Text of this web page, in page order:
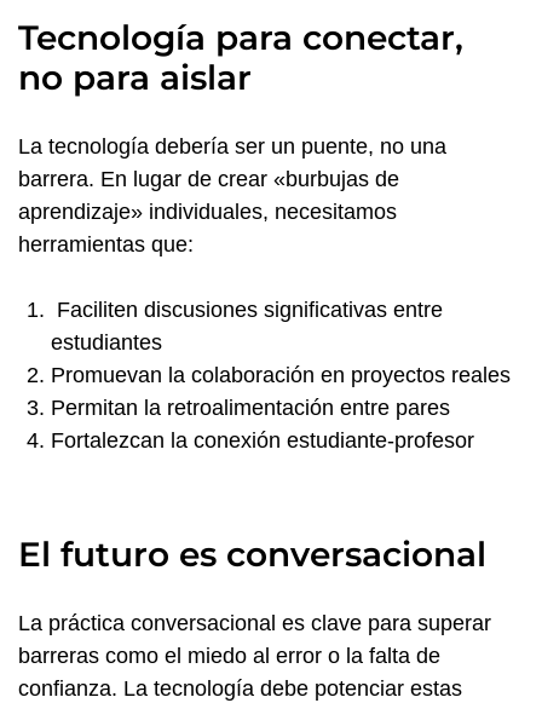
Tecnología para conectar,
no para aislar
La tecnología debería ser un puente, no una
barrera. En lugar de crear «burbujas de
aprendizaje» individuales, necesitamos
herramientas que:
Faciliten discusiones significativas entre
estudiantes
Promuevan la colaboración en proyectos reales
Permitan la retroalimentación entre pares
Fortalezcan la conexión estudiante-profesor
El futuro es conversacional
La práctica conversacional es clave para superar
barreras como el miedo al error o la falta de
confianza. La tecnología debe potenciar estas